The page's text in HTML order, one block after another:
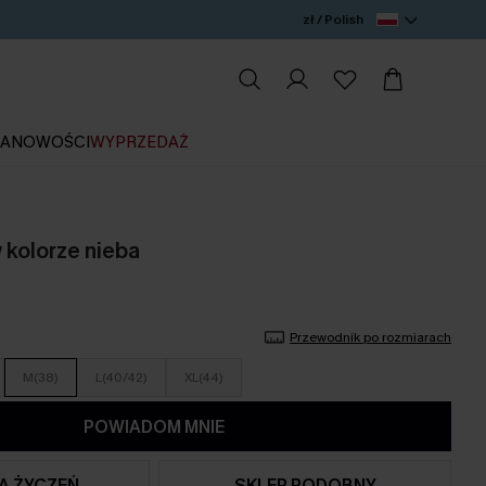
zł / Polish
NOWOŚCIWYPRZEDAŻ
kolorze nieba
Przewodnik po rozmiarach
M(38) L(40/42) XL(44)
POWIADOM MNIE